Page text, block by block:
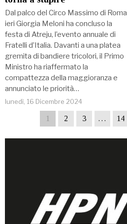
Dal palco del Circo Massimo di Roma
ieri Giorgia Meloni ha concluso la
festa di Atreju, l’evento annuale di
Fratelli d’Italia. Davanti a una platea
gremita di bandiere tricolori, il Primo
Ministro ha riaffermato la
compattezza della maggioranza e
annunciato le priorità…
lunedì, 16 Dicembre 2024
1 2 3 … 14